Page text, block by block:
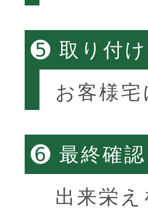
➎ 取り付け
お客様
➏ 最終確
出来栄